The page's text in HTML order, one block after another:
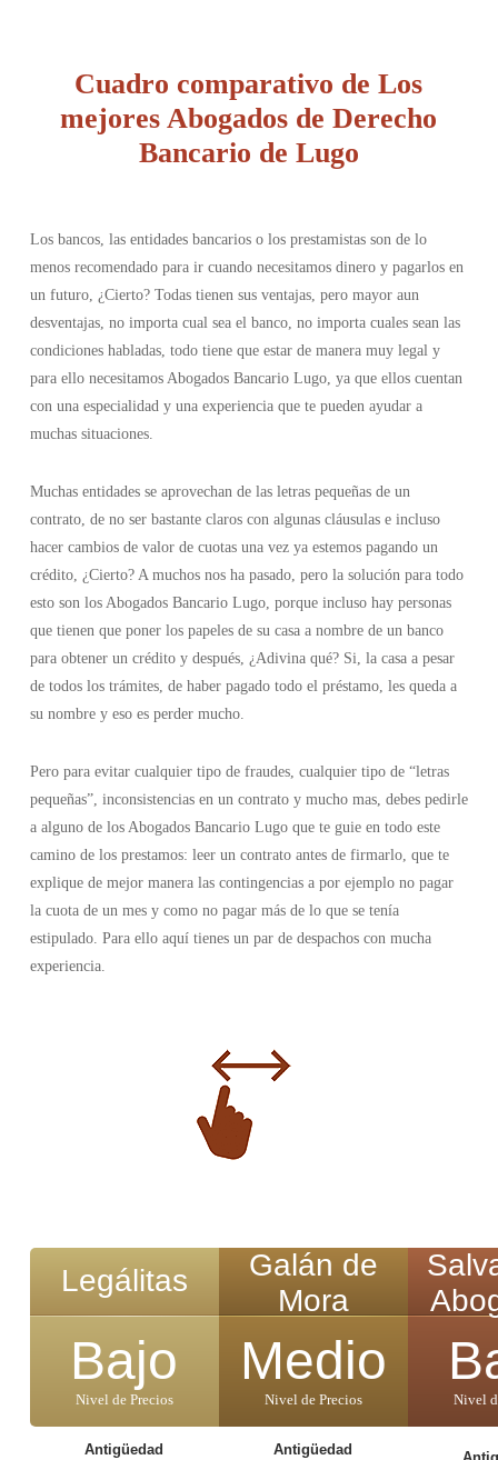
Cuadro comparativo de Los
mejores Abogados de Derecho
Bancario de Lugo
Los bancos, las entidades bancarios o los prestamistas son de lo
menos recomendado para ir cuando necesitamos dinero y pagarlos en
un futuro, ¿Cierto? Todas tienen sus ventajas, pero mayor aun
desventajas, no importa cual sea el banco, no importa cuales sean las
condiciones habladas, todo tiene que estar de manera muy legal y
para ello necesitamos Abogados Bancario Lugo, ya que ellos cuentan
con una especialidad y una experiencia que te pueden ayudar a
muchas situaciones.
Muchas entidades se aprovechan de las letras pequeñas de un
contrato, de no ser bastante claros con algunas cláusulas e incluso
hacer cambios de valor de cuotas una vez ya estemos pagando un
crédito, ¿Cierto? A muchos nos ha pasado, pero la solución para todo
esto son los Abogados Bancario Lugo, porque incluso hay personas
que tienen que poner los papeles de su casa a nombre de un banco
para obtener un crédito y después, ¿Adivina qué? Si, la casa a pesar
de todos los trámites, de haber pagado todo el préstamo, les queda a
su nombre y eso es perder mucho.
Pero para evitar cualquier tipo de fraudes, cualquier tipo de “letras
pequeñas”, inconsistencias en un contrato y mucho mas, debes pedirle
a alguno de los Abogados Bancario Lugo que te guie en todo este
camino de los prestamos: leer un contrato antes de firmarlo, que te
explique de mejor manera las contingencias a por ejemplo no pagar
la cuota de un mes y como no pagar más de lo que se tenía
estipulado. Para ello aquí tienes un par de despachos con mucha
experiencia.
Legálitas
Bajo
Nivel de Precios
Antigüedad
Galán de
Mora
Medio
Nivel de Precios
Antigüedad
Nivel